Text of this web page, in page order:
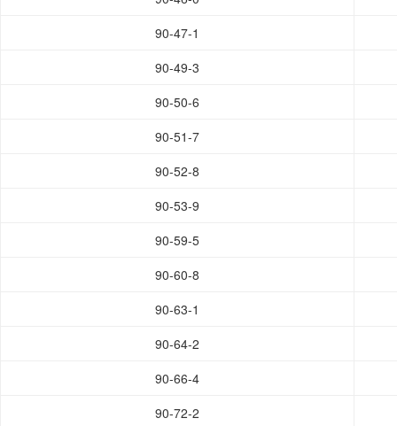
90-47-1
90-49-3
90-50-6
90-51-7
90-52-8
90-53-9
90-59-5
90-60-8
90-63-1
90-64-2
90-66-4
90-72-2